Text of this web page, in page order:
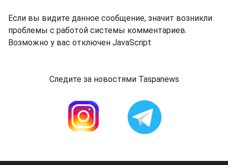
Если вы видите данное сообщение, значит возникли
проблемы с работой системы комментариев.
Возможно у вас отключен JavaScript
Следите за новостями Taspanews